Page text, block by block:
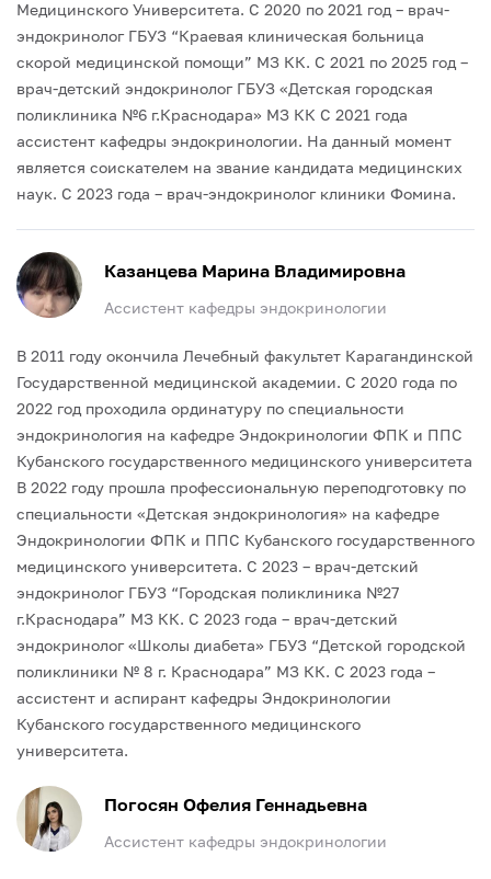
Медицинского Университета. С 2020 по 2021 год – врач-
эндокринолог ГБУЗ “Краевая клиническая больница
скорой медицинской помощи” МЗ КК. С 2021 по 2025 год –
врач-детский эндокринолог ГБУЗ «Детская городская
поликлиника №6 г.Краснодара» МЗ КК С 2021 года
ассистент кафедры эндокринологии. На данный момент
является соискателем на звание кандидата медицинских
наук. С 2023 года – врач-эндокринолог клиники Фомина.
Казанцева Марина Владимировна
Ассистент кафедры эндокринологии
В 2011 году окончила Лечебный факультет Карагандинской
Государственной медицинской академии. С 2020 года по
2022 год проходила ординатуру по специальности
эндокринология на кафедре Эндокринологии ФПК и ППС
Кубанского государственного медицинского университета
В 2022 году прошла профессиональную переподготовку по
специальности «Детская эндокринология» на кафедре
Эндокринологии ФПК и ППС Кубанского государственного
медицинского университета. C 2023 – врач-детский
эндокринолог ГБУЗ “Городская поликлиника №27
г.Краснодара” МЗ КК. С 2023 года – врач-детский
эндокринолог «Школы диабета» ГБУЗ “Детской городской
поликлиники № 8 г. Краснодара” МЗ КК. С 2023 года –
ассистент и аспирант кафедры Эндокринологии
Кубанского государственного медицинского
университета.
Погосян Офелия Геннадьевна
Ассистент кафедры эндокринологии